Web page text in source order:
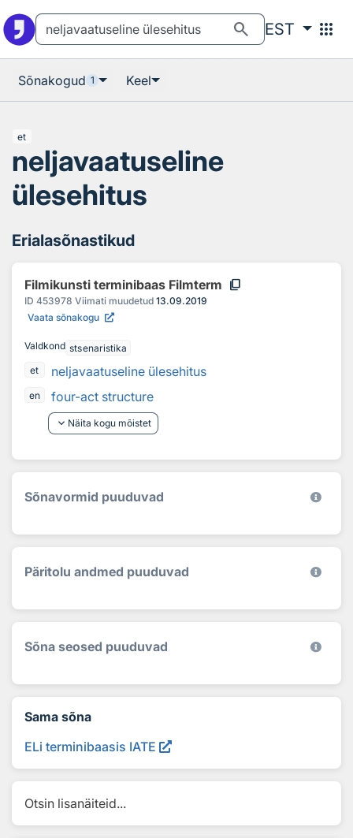
search EST apps
Sõnakogud 1 Keel
et
neljavaatuseline
ülesehitus
Erialasõnastikud
Filmikunsti terminibaas Filmterm content_copy
ID 453978 Viimati muudetud 13.09.2019
Vaata sõnakogu
Valdkond stsenaristika
et
neljavaatuseline ülesehitus
en
four-act structure
keyboard_arrow_down Näita kogu mõistet
Sõnavormid puuduvad
Päritolu andmed puuduvad
Sõna seosed puuduvad
Sama sõna
ELi terminibaasis IATE
Otsin lisanäiteid...